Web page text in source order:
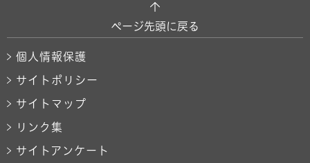
ページ先頭に戻る
個人情報保護
サイトポリシー
サイトマップ
リンク集
サイトアンケート